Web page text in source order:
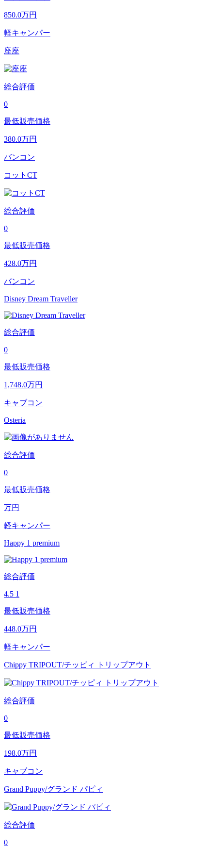
850.0万円
軽キャンパー
座座
総合評価
0
最低販売価格
380.0万円
バンコン
コットCT
総合評価
0
最低販売価格
428.0万円
バンコン
Disney Dream Traveller
総合評価
0
最低販売価格
1,748.0万円
キャブコン
Osteria
総合評価
0
最低販売価格
万円
軽キャンパー
Happy 1 premium
総合評価
4.5 1
最低販売価格
448.0万円
軽キャンパー
Chippy TRIPOUT/チッピィ トリップアウト
総合評価
0
最低販売価格
198.0万円
キャブコン
Grand Puppy/グランド パピィ
総合評価
0